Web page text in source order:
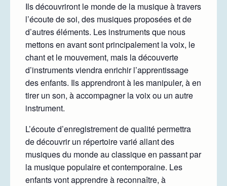
Ils découvriront le monde de la musique à travers
l’écoute de soi, des musiques proposées et de
d’autres éléments. Les instruments que nous
mettons en avant sont principalement la voix, le
chant et le mouvement, mais la découverte
d’instruments viendra enrichir l’apprentissage
des enfants. Ils apprendront à les manipuler, à en
tirer un son, à accompagner la voix ou un autre
instrument.
L’écoute d’enregistrement de qualité permettra
de découvrir un répertoire varié allant des
musiques du monde au classique en passant par
la musique populaire et contemporaine. Les
enfants vont apprendre à reconnaître, à